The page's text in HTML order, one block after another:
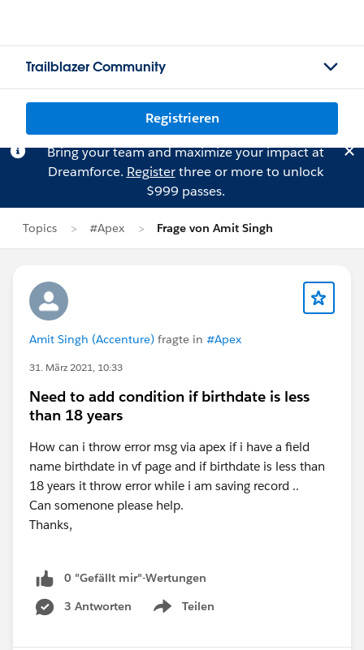
Trailblazer Community
Registrieren
Bring your team and maximize your impact at
Dreamforce. Registerthree or more to unlock
$999 passes.
Topics #Apex Frage von Amit Singh
Amit Singh (Accenture) fragte in #Apex
31. März 2021, 10:33
Need to add condition if birthdate is less
than 18 years
How can i throw error msg via apex if i have a field
name birthdate in vf page and if birthdate is less than
18 years it throw error while i am saving record ..
Can somenone please help.
Thanks,
0 "Gefällt mir"-Wertungen
3 Antworten
Teilen
Show menu